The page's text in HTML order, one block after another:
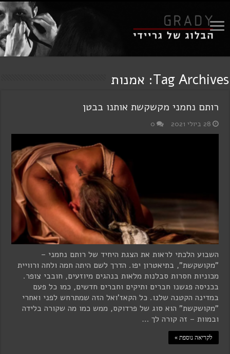
Tag Archives: אמנות
רותם נחמני מקשקשת אותנו בבטן
28 ביולי 2021 0
השבוע הלכתי לראות את הצגת היחיד של רותם נחמני –
"מקושקשת", בתיאטרון יפו. הדרך לשם היתה חמה ולחה ורוויית
מכוניות חסרות סבלנות מלאות בנהגים מיוזעים, חובבי צופר.
בכניסה פגשנו חברים ותיקים וחברים חדשים, כמו כל פעם
במדינה הקטנה שלנו. כל הקאז'ואל הזה שמתרחש לפני ואחרי
"מקושקשת" הוא סוג של פרדוקס, ממש כמו מה שקורה בלידה
ובמוות – זה קורה לך …
לקריאה נוספת »